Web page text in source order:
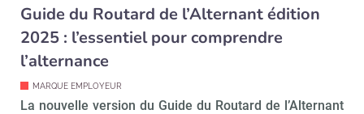
Guide du Routard de l’Alternant édition
2025 : l’essentiel pour comprendre
l’alternance
MARQUE EMPLOYEUR
La nouvelle version du Guide du Routard de l’Alternant